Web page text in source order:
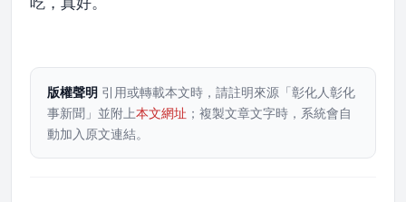
版權聲明 引用或轉載本文時，請註明來源「彰化人彰化
事新聞」並附上本文網址 ；複製文章文字時，系統會自
動加入原文連結。